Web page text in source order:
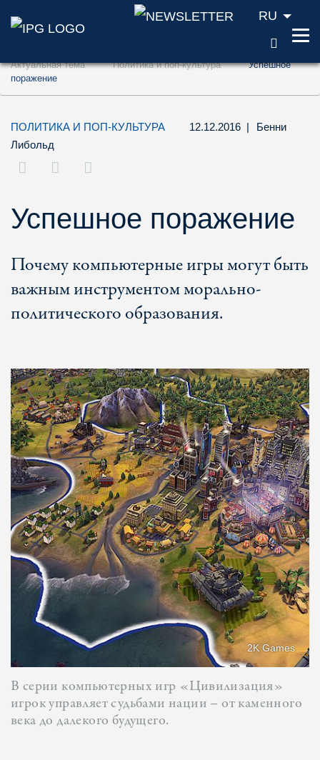
Перейти к содержанию (ключ доступа
Перейти к поиску (ключ доступа '2')
RU
Актуальная тема Политика и поп-культура
Успешное
поражение
ПОЛИТИКА И ПОП-КУЛЬТУРА 12.12.2016 |
Бенни
Либольд
Успешное поражение
Почему компьютерные игры могут быть
важным инструментом морально-
политического образования.
2K Games
В серии компьютерных игр «Цивилизация»
игрок управляет судьбами нации – от каменного
века до далекого будущего.